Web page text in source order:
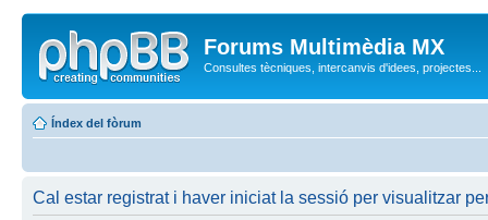
Forums Multimèdia MX
Consultes tècniques, intercanvis d'idees, projectes...
Índex del fòrum
Cal estar registrat i haver iniciat la sessió per visualitzar